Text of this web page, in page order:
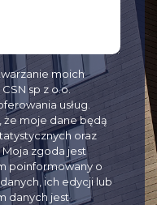
moich
sp z o.o.
usług.
że moje dane będą
oraz
Moja zgoda jest
poinformowany o
ich edycji lub
danych jest